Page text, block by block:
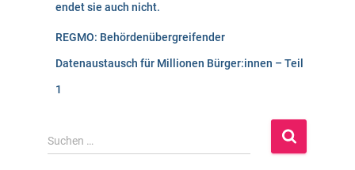
endet sie auch nicht.
REGMO: Behördenübergreifender
Datenaustausch für Millionen Bürger:innen – Teil
1
S
u
Suchen …